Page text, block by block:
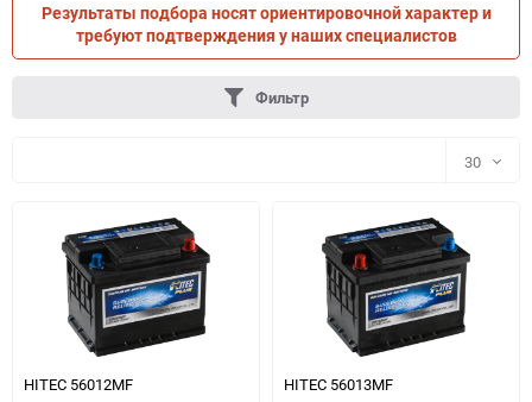
ПО ТРАНСПОРТУ ПО ПАРАМЕТРАМ
Результаты подбора носят ориентировочной характер и
требуют подтверждения у наших специалистов
Фильтр
30
30
60
90
HITEC 56012MF HITEC 56013MF